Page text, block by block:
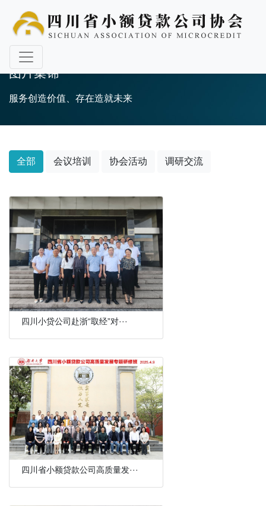
图片集锦
服务创造价值、存在造就未来
全部 会议培训 协会活动 调研交流
四川小贷公司赴浙“取经”对···
四川省小额贷款公司高质量发···